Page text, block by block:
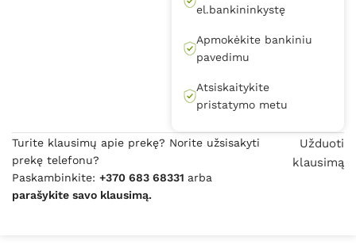
el.bankininkystę
Apmokėkite bankiniu
pavedimu
Atsiskaitykite
pristatymo metu
Turite klausimų apie prekę? Norite užsisakyti
prekę telefonu?
Paskambinkite: +370 683 68331 arba
parašykite savo klausimą.
Užduoti
klausimą